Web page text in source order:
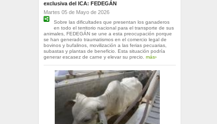
exclusiva del ICA: FEDEGÁN
Martes 05 de Mayo de 2026
Sobre las dificultades que presentan los ganaderos
en todo el territorio nacional para el transporte de sus
animales, FEDEGÁN se une a esta preocupación porque
se han generado traumatismos en el comercio legal de
bovinos y bufalinos, movilización a las ferias pecuarias,
subastas y plantas de beneficio. Esta situación podría
generar escasez de carne y elevar su precio. más›